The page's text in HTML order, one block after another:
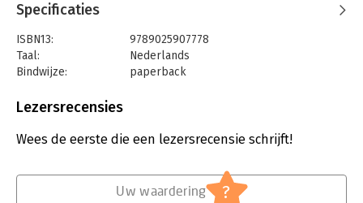
Specificaties
ISBN13:
9789025907778
Taal:
Nederlands
Bindwijze:
paperback
Uitgever:
Verschijningsdatum:
24-3-2020
Lezersrecensies
Wees de eerste die een lezersrecensie schrijft!
Uw waardering ?